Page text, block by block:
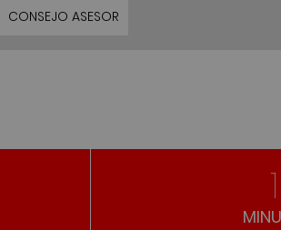
CONSEJO ASESOR
1